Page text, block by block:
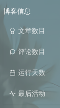
博客信息
文章数目
评论数目
运行天数
最后活动